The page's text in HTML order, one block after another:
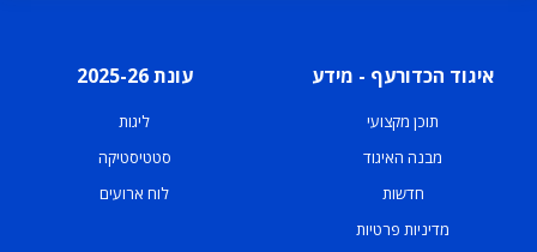
איגוד הכדורעף - מידע
תוכן מקצועי
מבנה האיגוד
חדשות
מדיניות פרטיות
עונת 2025-26
ליגות
סטטיסטיקה
לוח ארועים